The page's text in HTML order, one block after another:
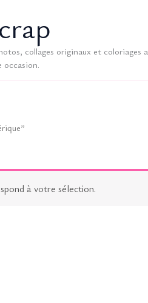
collages originaux et coloriages
occasion.
à votre sélection.